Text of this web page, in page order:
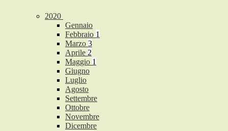
2020
Gennaio
Febbraio 1
Marzo 3
Aprile 2
Maggio 1
Giugno
Luglio
Agosto
Settembre
Ottobre
Novembre
Dicembre